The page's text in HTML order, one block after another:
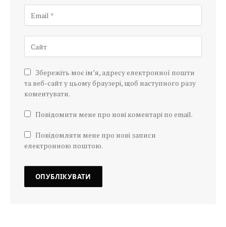
Збережіть моє ім’я, адресу електронної пошти
та веб-сайт у цьому браузері, щоб наступного разу
коментувати.
Повідомити мене про нові коментарі по email.
Повідомляти мене про нові записи
електронною поштою.